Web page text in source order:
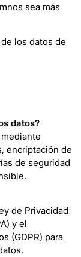
sea más
los datos de
datos?
encriptación de
de seguridad
de Privacidad
y el
(GDPR) para